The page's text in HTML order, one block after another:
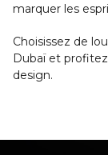
marquer les
Choisissez de
Dubaï et
design.